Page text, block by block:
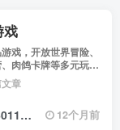
戏
戏，开放世界冒险、
肉鸽卡牌等多元玩
同玩家的喜好 。
章
撸| 12个月前